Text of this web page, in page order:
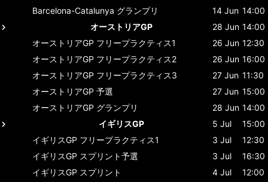
Barcelona-Catalunya グランプリ 14 Jun 14:00
オーストリアGP
28 Jun 14:00
オーストリアGP フリープラクティス1 26 Jun 12:30
オーストリアGP フリープラクティス2 26 Jun 16:00
オーストリアGP フリープラクティス3 27 Jun 11:30
オーストリアGP 予選 27 Jun 15:00
オーストリアGP グランプリ 28 Jun 14:00
イギリスGP
5 Jul
15:00
イギリスGP フリープラクティス1 3 Jul
12:30
イギリスGP スプリント予選 3 Jul
16:30
イギリスGP スプリント 4 Jul
12:00